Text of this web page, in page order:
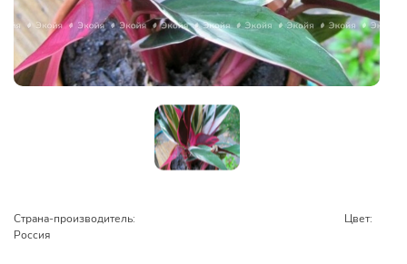
Страна-производитель:
Россия
Цвет: